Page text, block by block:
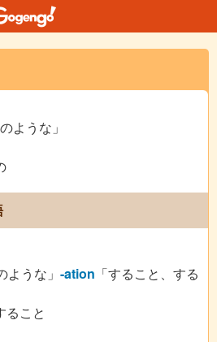
のような」
ような」 -ation 「すること、する
ること